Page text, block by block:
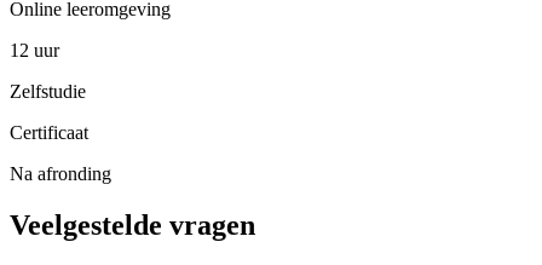
Online leeromgeving
12 uur
Zelfstudie
Certificaat
Na afronding
Veelgestelde vragen